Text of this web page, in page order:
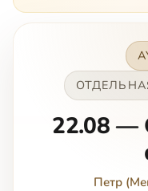
22.08 —
Петр